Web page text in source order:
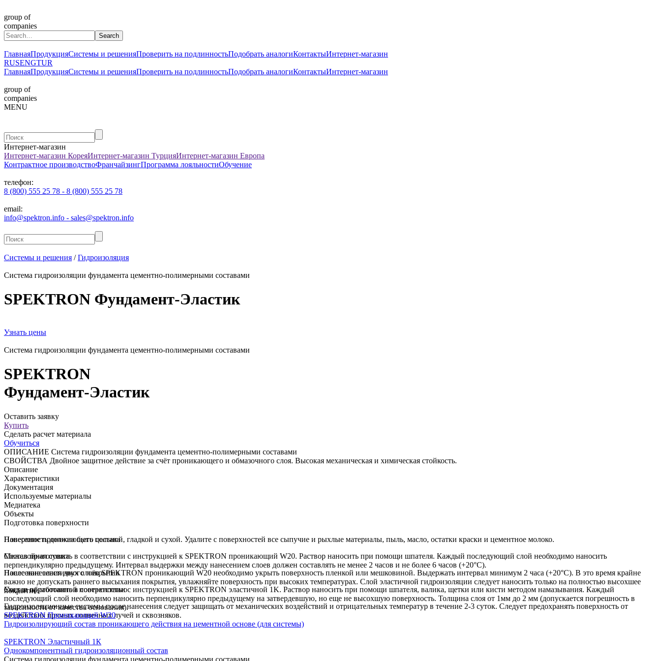
group of
companies
ГлавнаяПродукцияСистемы и решенияПроверить на подлинностьПодобрать аналогиКонтактыИнтернет-магазин
RUSENGTUR
ГлавнаяПродукцияСистемы и решенияПроверить на подлинностьПодобрать аналогиКонтактыИнтернет-магазин
group of
companies
MENU
Интернет-магазин
Интернет-магазин КореяИнтернет-магазин ТурцияИнтернет-магазин Европа
Контрактное производствоФранчайзингПрограмма лояльностиОбучение
телефон:
8 (800) 555 25 78 - 8 (800) 555 25 78
email:
info@spektron.info - sales@spektron.info
Системы и решения /Гидроизоляция
Система гидроизоляции фундамента цементно-полимерными составами
SPEKTRON Фундамент-Эластик
Узнать цены
Система гидроизоляции фундамента цементно-полимерными составами
SPEKTRON
Фундамент-Эластик
Оставить заявку
Купить
Сделать расчет материала
Обучиться
ОПИСАНИЕ Система гидроизоляции фундамента цементно-полимерными составами
СВОЙСТВА Двойное защитное действие за счёт проникающего и обмазочного слоя. Высокая механическая и химическая стойкость.
Описание
Характеристики
Документация
Используемые материалы
Медиатека
Объекты
Подготовка поверхности
Поверхность должна быть цельной, гладкой и сухой. Удалите с поверхностей все сыпучие и рыхлые материалы, пыль, масло, остатки краски и цементное молоко.
Нанесение проникающего состава
Состав приготовить в соответствии с инструкцией к SPEKTRON проникающий W20. Раствор наносить при помощи шпателя. Каждый последующий слой необходимо наносить
перпендикулярно предыдущему. Интервал выдержки между нанесением слоев должен составлять не менее 2 часов и не более 6 часов (+20°C).
Межслойная сушка
После нанесения двух слоёв SPEKTRON проникающий W20 необходимо укрыть поверхность пленкой или мешковиной. Выдержать интервал минимум 2 часа (+20°C). В это время крайне
важно не допускать раннего высыхания покрытия, увлажняйте поверхность при высоких температурах. Слой эластичной гидроизоляции следует наносить только на полностью высохшее
покрытие.
Нанесение эластичного покрытия
Состав приготовить в соответствии с инструкцией к SPEKTRON эластичной 1K. Раствор наносить при помощи шпателя, валика, щетки или кисти методом намазывания. Каждый
последующий слой необходимо наносить перпендикулярно предыдущему на затвердевшую, но еще не высохшую поверхность. Толщина слоя от 1мм до 2 мм (допускается погрешность в
зависимости от качества основания).
Уход за обработанной поверхностью
Гидроизоляционные системы после нанесения следует защищать от механических воздействий и отрицательных температур в течение 2-3 суток. Следует предохранять поверхность от
воздействия прямых солнечных лучей и сквозняков.
SPEKTRON Проникающий W20
Гидроизолирующий состав проникающего действия на цементной основе (для системы)
SPEKTRON Эластичный 1К
Однокомпонентный гидроизоляционный состав
Система гидроизоляции фундамента цементно-полимерными составами